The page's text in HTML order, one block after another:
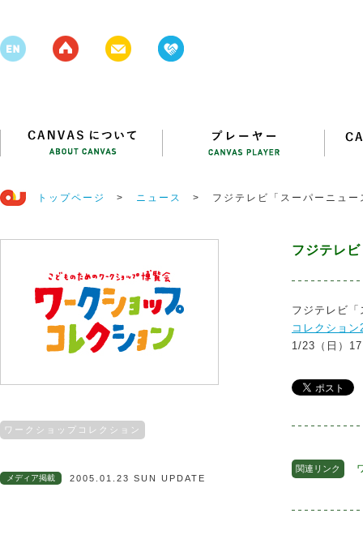
トップページ > ニュース > フジテレビ「スーパーニュ
ワークショップコレクション
メディア掲載 2005.01.23 SUN UPDATE
フジテレ
フジテレビ
コレクション
1/23（日）
関連リンク